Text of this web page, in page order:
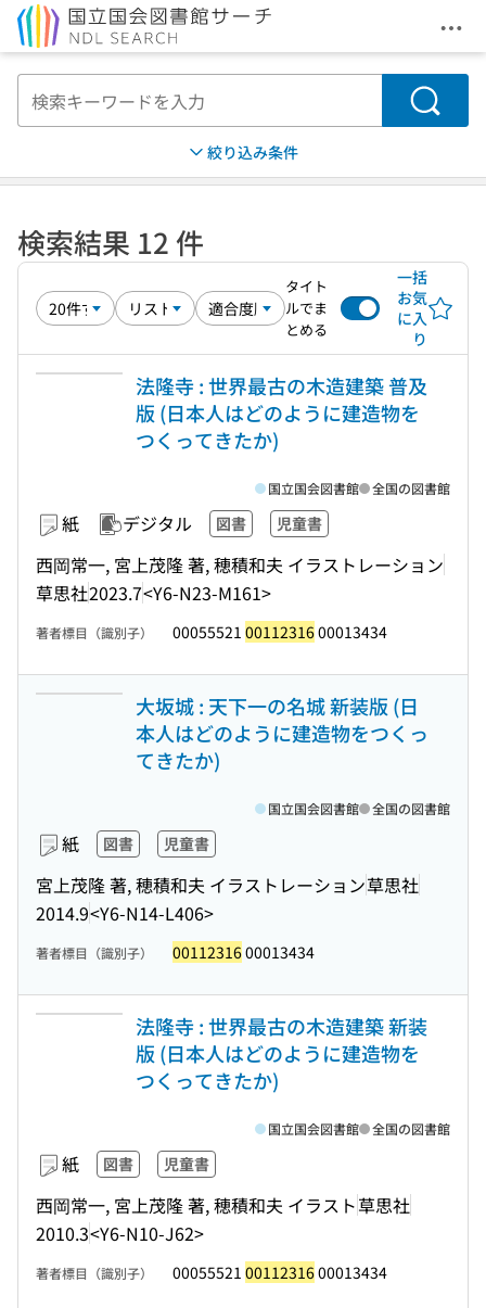
メ
検索
絞り込み条件
検索結果 12 件
タイト
ルでま
とめる
一括
お気
に入
り
法隆寺 : 世界最古の木造建築 普及
版 (日本人はどのように建造物を
つくってきたか)
紙 デジタル 図書 児童書
西岡常一, 宮上茂隆 著, 穂積和夫 イラストレーション
草思社2023.7<Y6-N23-M161>
国立国会図書館 全国の図書館
著者標目（識別子） 00055521 0011231600013434
大坂城 : 天下一の名城 新装版 (日
本人はどのように建造物をつくっ
てきたか)
紙 図書 児童書
宮上茂隆 著, 穂積和夫 イラストレーション草思社
2014.9<Y6-N14-L406>
国立国会図書館 全国の図書館
著者標目（識別子） 0011231600013434
法隆寺 : 世界最古の木造建築 新装
版 (日本人はどのように建造物を
つくってきたか)
紙 図書 児童書
西岡常一, 宮上茂隆 著, 穂積和夫 イラスト草思社
2010.3<Y6-N10-J62>
国立国会図書館 全国の図書館
著者標目（識別子） 00055521 0011231600013434